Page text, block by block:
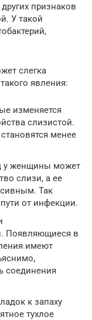
признаков
У такой
слегка
явления:
изменяется
слизистой.
менее
у женщины может
слизи, а ее
Так
от инфекции.
Появляющиеся в
имеют
соединения
к запаху
тухлое